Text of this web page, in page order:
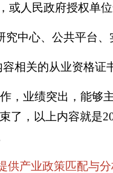
或人民政府授权单
究中心、公共平台
相关的从业资格
，业绩突出，能够
了，以上内容就是
供产业政策匹配与